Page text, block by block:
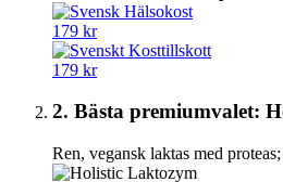
179 kr
179 kr
2. Bästa premiumvalet:
Ren, vegansk laktas med